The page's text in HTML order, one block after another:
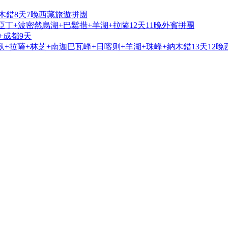
錯8天7晚西藏旅遊拼團
+波密然烏湖+巴鬆措+羊湖+拉薩12天11晚外賓拼團
都9天
拉薩+林芝+南迦巴瓦峰+日喀则+羊湖+珠峰+納木錯13天12晚